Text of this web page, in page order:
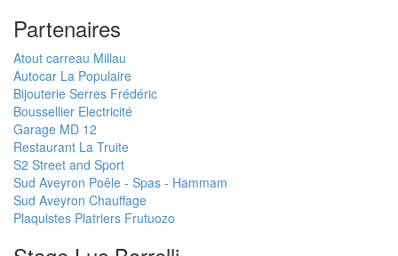
Partenaires
Atout carreau Millau
Autocar La Populaire
Bijouterie Serres Frédéric
Boussellier Electricité
Garage MD 12
Restaurant La Truite
S2 Street and Sport
Sud Aveyron Poêle - Spas - Hammam
Sud Aveyron Chauffage
Plaquistes Platriers Frutuozo